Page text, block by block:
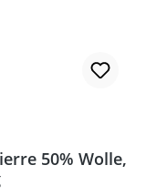
50% Wolle,